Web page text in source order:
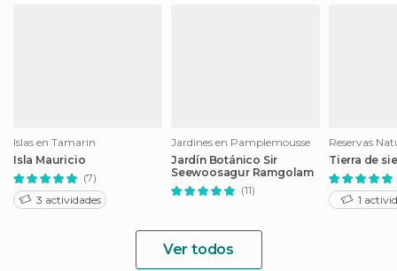
Islas en Tamarin
Isla Mauricio
(7)
3 actividades
Jardines en Pamplemousse
Jardín Botánico Sir
Seewoosagur Ramgolam
(11)
Tierra de
1
Ver todos